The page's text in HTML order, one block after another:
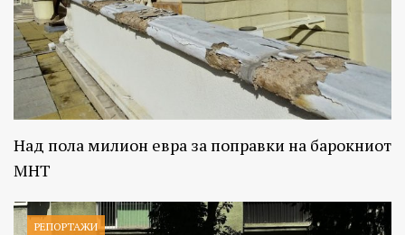
Над пола милион евра за поправки на барокниот
МНТ
РЕПОРТАЖИ